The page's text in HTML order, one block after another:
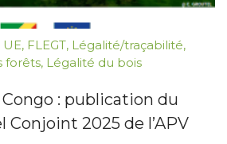
UE, FLEGT, Légalité/traçabilité,
forêts, Légalité du bois
: publication du
Conjoint 2025 de l’APV